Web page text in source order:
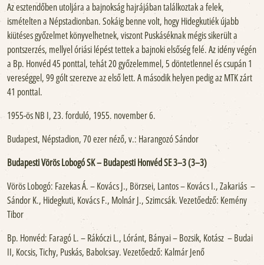
Az esztendőben utoljára a bajnokság hajrájában találkoztak a felek,
ismételten a Népstadionban. Sokáig benne volt, hogy Hidegkutiék újabb
kiütéses győzelmet könyvelhetnek, viszont Puskáséknak mégis sikerült a
pontszerzés, mellyel óriási lépést tettek a bajnoki elsőség felé. Az idény végén
a Bp. Honvéd 45 ponttal, tehát 20 győzelemmel, 5 döntetlennel és csupán 1
vereséggel, 99 gólt szerezve az első lett. A második helyen pedig az MTK zárt
41 ponttal.
1955-ös NB I, 23. forduló, 1955. november 6.
Budapest, Népstadion, 70 ezer néző, v.: Harangozó Sándor
Budapesti Vörös Lobogó SK – Budapesti Honvéd SE 3–3 (3–3)
Vörös Lobogó: Fazekas Á. – Kovács J., Börzsei, Lantos – Kovács I., Zakariás –
Sándor K., Hidegkuti, Kovács F., Molnár J., Szimcsák. Vezetőedző: Kemény
Tibor
Bp. Honvéd: Faragó L. – Rákóczi L., Lóránt, Bányai – Bozsik, Kotász – Budai
II, Kocsis, Tichy, Puskás, Babolcsay. Vezetőedző: Kalmár Jenő